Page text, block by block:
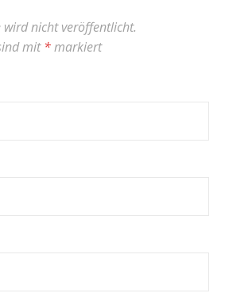
wird nicht veröffentlicht.
mit*markiert